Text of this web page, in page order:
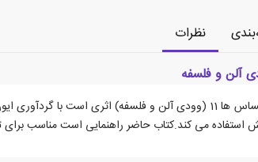
نظرات
آلن و فلسفه
کتاب فیلم ها و احساس ها 11 (وودی آلن و فلسفه)
کند.کتاب حاضر راهنمایی است مناسب برای تفکر فلسفی و به منظور کمک به این